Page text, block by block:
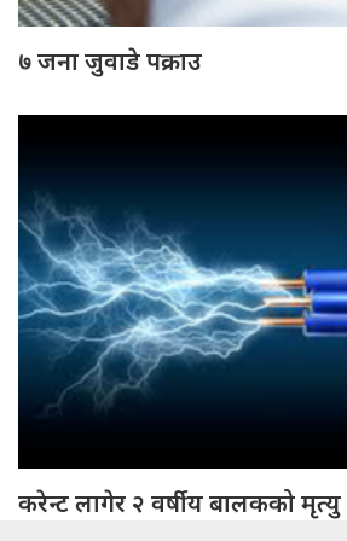
७ जना जुवाडे पक्राउ
करेन्ट लागेर २ वर्षीय बालकको मृत्यु